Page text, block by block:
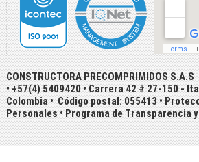
CONSTRUCTORA PRECOMPRIMIDOS S.A.S
• +57(4) 5409420 • Carrera 42 # 27-150 -
Colombia • Código postal: 055413 •
Personales•Programa de Transparencia